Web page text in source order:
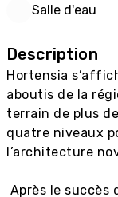
Salle d'eau
Description
Hortensia
aboutis de la
terrain de plus
quatre niveaux
l’architecture